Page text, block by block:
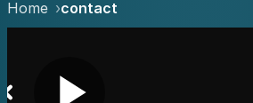
Home contact